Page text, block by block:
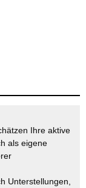
Ihre aktive
als eigene
Unterstellungen,